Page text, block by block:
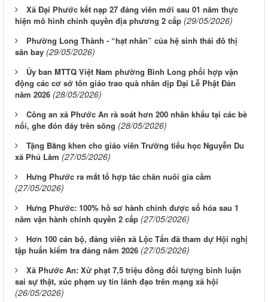
Xã Đại Phước kết nạp 27 đảng viên mới sau 01 năm thực
hiện mô hình chính quyền địa phương 2 cấp (29/05/2026)
Phường Long Thành - “hạt nhân” của hệ sinh thái đô thị
sân bay (29/05/2026)
Ủy ban MTTQ Việt Nam phường Bình Long phối hợp vận
động các cơ sở tôn giáo trao quà nhân dịp Đại Lễ Phật Đản
năm 2026 (28/05/2026)
Công an xã Phước An rà soát hơn 200 nhân khẩu tại các bè
nổi, ghe đón đáy trên sông (28/05/2026)
Tặng Bằng khen cho giáo viên Trường tiểu học Nguyễn Du
xã Phú Lâm (27/05/2026)
Hưng Phước ra mắt tổ hợp tác chăn nuôi gia cầm
(27/05/2026)
Hưng Phước: 100% hồ sơ hành chính được số hóa sau 1
năm vận hành chính quyền 2 cấp (27/05/2026)
Hơn 100 cán bộ, đảng viên xã Lộc Tấn đã tham dự Hội nghị
tập huấn kiểm tra đảng năm 2026 (27/05/2026)
Xã Phước An: Xử phạt 7,5 triệu đồng đối tượng bình luận
sai sự thật, xúc phạm uy tín lãnh đạo trên mạng xã hội
(26/05/2026)